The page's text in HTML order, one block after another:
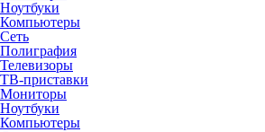
Ноутбуки
Компьютеры
Сеть
Полиграфия
Телевизоры
ТВ-приставки
Мониторы
Ноутбуки
Компьютеры